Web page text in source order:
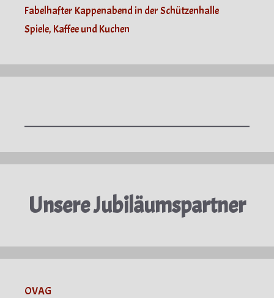
Fabelhafter Kappenabend in der Schützenhalle
Spiele, Kaffee und Kuchen
Unsere Jubiläumspartner
OVAG